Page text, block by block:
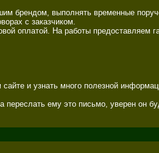
брендом, выполнять временные
с заказчиком.
оплатой. На работы предоставляем
и узнать много полезной
ему это письмо, уверен он